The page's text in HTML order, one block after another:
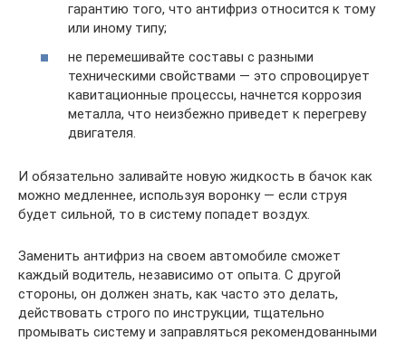
гарантию того, что антифриз относится к тому
или иному типу;
не перемешивайте составы с разными
техническими свойствами — это спровоцирует
кавитационные процессы, начнется коррозия
металла, что неизбежно приведет к перегреву
двигателя.
И обязательно заливайте новую жидкость в бачок как
можно медленнее, используя воронку — если струя
будет сильной, то в систему попадет воздух.
Заменить антифриз на своем автомобиле сможет
каждый водитель, независимо от опыта. С другой
стороны, он должен знать, как часто это делать,
действовать строго по инструкции, тщательно
промывать систему и заправляться рекомендованными